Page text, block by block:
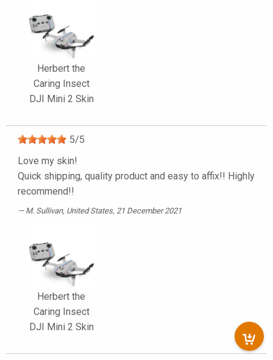
Herbert the
Caring Insect
DJI Mini 2 Skin
5/5
Love my skin!
Quick shipping, quality product and easy to affix!! Highly
recommend!!
M. Sullivan, United States, 21 December 2021
Herbert the
Caring Insect
DJI Mini 2 Skin